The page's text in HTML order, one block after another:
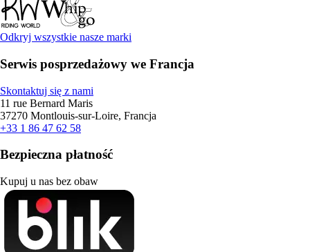
Odkryj wszystkie nasze marki
Serwis posprzedażowy we Francja
Skontaktuj się z nami
11 rue Bernard Maris
37270 Montlouis-sur-Loire, Francja
+33 1 86 47 62 58
Bezpieczna płatność
Kupuj u nas bez obaw